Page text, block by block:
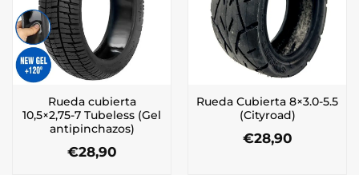
Rueda cubierta
10,5×2,75-7 Tubeless (Gel
antipinchazos)
€28,90
Rueda Cubierta 8×3.0-5.5
(Cityroad)
€28,90